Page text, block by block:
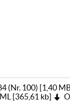
(Nr. 100) [1,40
[365,61 kb]